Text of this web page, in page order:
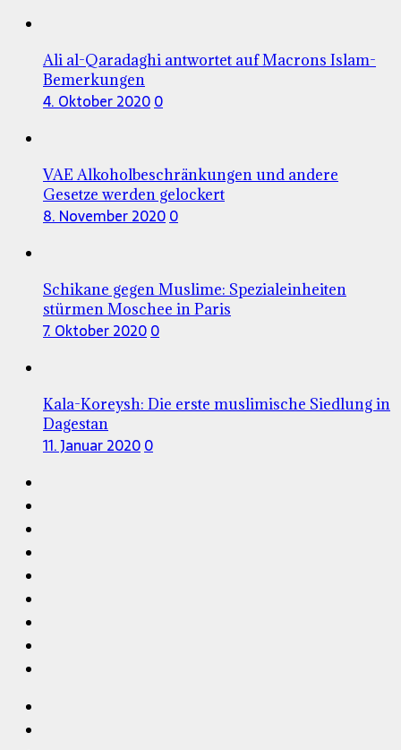
Ali al-Qaradaghi antwortet auf Macrons Islam-
Bemerkungen
4. Oktober 20200
VAE Alkoholbeschränkungen und andere
Gesetze werden gelockert
8. November 20200
Schikane gegen Muslime: Spezialeinheiten
stürmen Moschee in Paris
7. Oktober 20200
Kala-Koreysh: Die erste muslimische Siedlung in
Dagestan
11. Januar 20200